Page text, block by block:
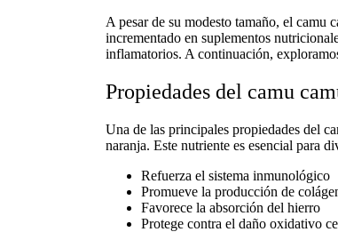
A pesar de su modesto tamaño, el camu
incrementado en suplementos
inflamatorios. A continuación,
Propiedades del camu
Una de las principales propiedades del
naranja. Este nutriente es esencial para
Refuerza el sistema inmunológico
Promueve la producción de
Favorece la absorción del hierro
Protege contra el daño oxidativo